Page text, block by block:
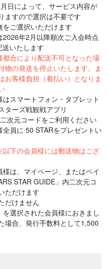
日によって、サービス内容が
ますので選択は不要です
ご選択いただけます
年2月以降順次ご入会時点
いたします
合により配送不可となった場
物の発送を停止いたします。ま
お客様負担（着払い）となりま
スマートフォン・タブレット
ターズ戦観戦アプリ
次元コードをご利用ください
員に 50 STARをプレゼントい
下の会員様には郵送物はござ
は、マイページ、またはベイ
STAR GUIDE」内二次元コ
ただけます
だけません
選択された会員様におきまし
場合、発行手数料として1,500